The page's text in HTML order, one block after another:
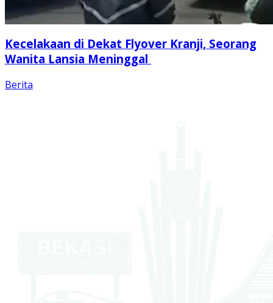
Kecelakaan di Dekat Flyover Kranji, Seorang
Wanita Lansia Meninggal
Berita